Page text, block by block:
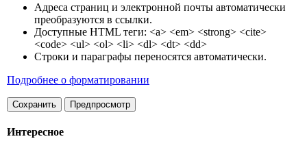
Адреса страниц и электронной почты автоматически
преобразуются в ссылки.
Доступные HTML теги: <a> <em> <strong> <cite>
<code> <ul> <ol> <li> <dl> <dt> <dd>
Строки и параграфы переносятся автоматически.
Подробнее о форматировании
Интересное